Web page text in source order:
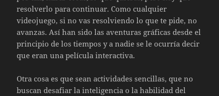
resolverlo para continuar. Como cualquier
videojuego, si no vas resolviendo lo que te pide, no
avanzas. Así han sido las aventuras gráficas desde el
principio de los tiempos y a nadie se le ocurría decir
que eran una película interactiva.
Otra cosa es que sean actividades sencillas, que no
buscan desafiar la inteligencia o la habilidad del